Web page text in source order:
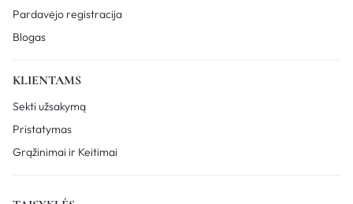
Pardavėjo registracija
Blogas
KLIENTAMS
Sekti užsakymą
Pristatymas
Grąžinimai ir Keitimai